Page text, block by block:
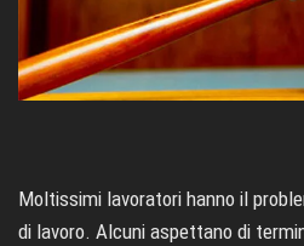
Moltissimi lavoratori hanno il
di lavoro. Alcuni aspettano di